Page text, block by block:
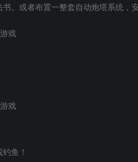
。或者布置一整套自动炮塔系统，安
鱼！